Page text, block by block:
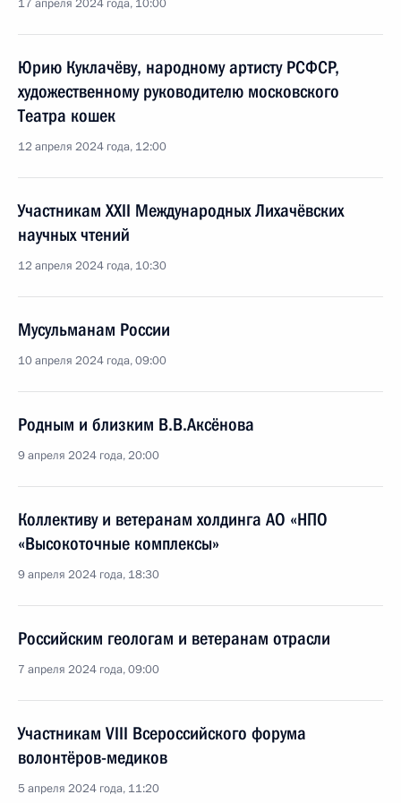
17 апреля 2024 года, 10:00
Юрию Куклачёву, народному артисту РСФСР,
художественному руководителю московского
Театра кошек
12 апреля 2024 года, 12:00
Участникам XXII Международных Лихачёвских
научных чтений
12 апреля 2024 года, 10:30
Мусульманам России
10 апреля 2024 года, 09:00
Родным и близким В.В.Аксёнова
9 апреля 2024 года, 20:00
Коллективу и ветеранам холдинга АО «НПО
«Высокоточные комплексы»
9 апреля 2024 года, 18:30
Российским геологам и ветеранам отрасли
7 апреля 2024 года, 09:00
Участникам VIII Всероссийского форума
волонтёров-медиков
5 апреля 2024 года, 11:20